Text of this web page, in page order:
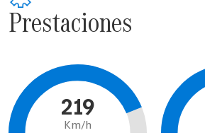
Prestaciones
219
Km/h